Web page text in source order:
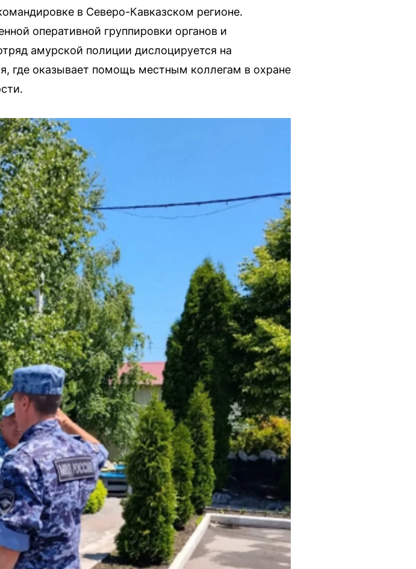
в Северо-Кавказском регионе.
оперативной группировки органов и
амурской полиции дислоцируется на
где оказывает помощь местным коллегам в охране